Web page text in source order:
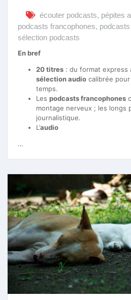
écouter podcasts, pépites
podcasts francophones,
sélection podcasts
En bref
20 titres : du format express
sélection audio calibrée
temps.
Les podcasts francophones
montage nerveux ; les longs
journalistique.
L’audio
…